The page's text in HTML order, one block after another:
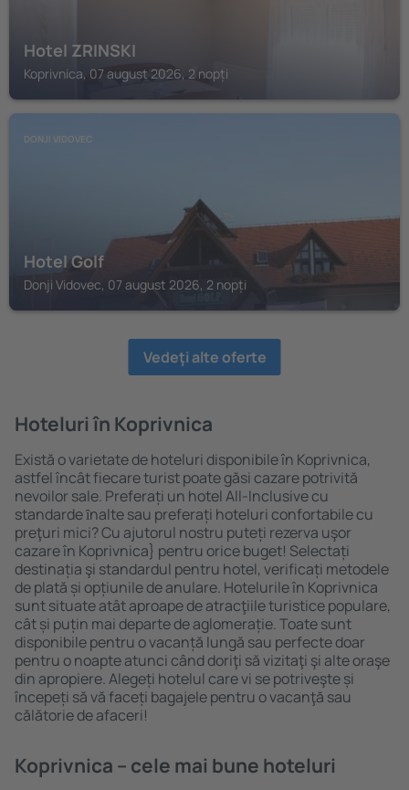
Hotel ZRINSKI
Koprivnica, 07 august 2026, 2 nopți
DONJI VIDOVEC
Hotel Golf
Donji Vidovec, 07 august 2026, 2 nopți
Vedeţi alte oferte
Hoteluri în Koprivnica
Există o varietate de hoteluri disponibile în Koprivnica,
astfel încât fiecare turist poate găsi cazare potrivită
nevoilor sale. Preferați un hotel All-Inclusive cu
standarde ȋnalte sau preferați hoteluri confortabile cu
preţuri mici? Cu ajutorul nostru puteți rezerva uşor
cazare în Koprivnica} pentru orice buget! Selectați
destinația şi standardul pentru hotel, verificați metodele
de plată și opțiunile de anulare. Hotelurile în Koprivnica
sunt situate atât aproape de atracţiile turistice populare,
cât și puțin mai departe de aglomerație. Toate sunt
disponibile pentru o vacanță lungă sau perfecte doar
pentru o noapte atunci când doriţi să vizitaţi şi alte oraşe
din apropiere. Alegeți hotelul care vi se potriveşte și
începeți să vă faceți bagajele pentru o vacanţă sau
călătorie de afaceri!
Koprivnica – cele mai bune hoteluri